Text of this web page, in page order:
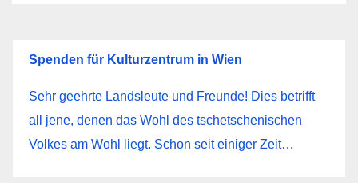
Spenden für Kulturzentrum in Wien
Sehr geehrte Landsleute und Freunde! Dies betrifft
all jene, denen das Wohl des tschetschenischen
Volkes am Wohl liegt. Schon seit einiger Zeit…